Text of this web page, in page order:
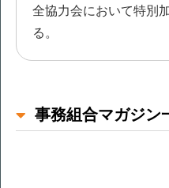
全協力会において特別
る。
事務組合マガジン